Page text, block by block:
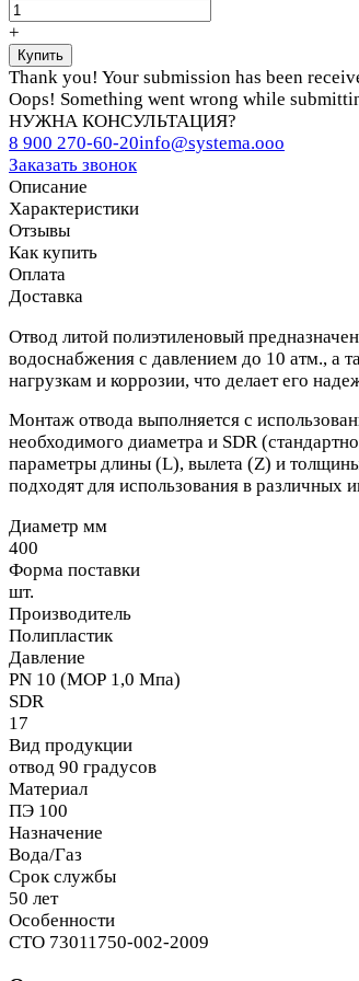
+
Thank you! Your submission has been
Oops! Something went wrong while
НУЖНА КОНСУЛЬТАЦИЯ?
8 900 270-60-20info@systema.ooo
Заказать звонок
Описание
Характеристики
Отзывы
Как купить
Оплата
Доставка
Отвод литой полиэтиленовый
водоснабжения с давлением до 10 атм., а
нагрузкам и коррозии, что делает его
Монтаж отвода выполняется с
необходимого диаметра и SDR
параметры длины (L), вылета (Z) и толщины
подходят для использования в различных
Диаметр мм
400
Форма поставки
шт.
Производитель
Полипластик
Давление
PN 10 (МОР 1,0 Мпа)
SDR
17
Вид продукции
отвод 90 градусов
Материал
ПЭ 100
Назначение
Вода/Газ
Срок службы
50 лет
Особенности
СТО 73011750-002-2009